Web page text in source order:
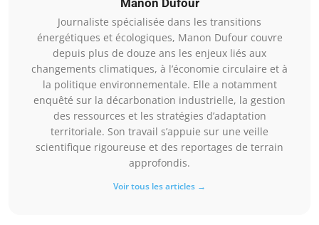
Journaliste spécialisée dans les transitions
énergétiques et écologiques, Manon Dufour couvre
depuis plus de douze ans les enjeux liés aux
changements climatiques, à l’économie circulaire et à
la politique environnementale. Elle a notamment
enquêté sur la décarbonation industrielle, la gestion
des ressources et les stratégies d’adaptation
territoriale. Son travail s’appuie sur une veille
scientifique rigoureuse et des reportages de terrain
approfondis.
Voir tous les articles →